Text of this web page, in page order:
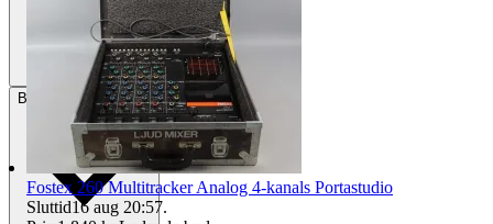
Betalning Via Tradera
Fostex 260 Multitracker Analog 4-kanals Portastudio
Sluttid16 aug 20:57.